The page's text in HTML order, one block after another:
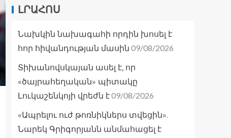
ԼՐԱՀՈՍ
Նախկին նախագահի որդին խոսել է
հոր հիվանդության մասին 09/08/2026
Տիխանովսկայան ասել է, որ
«ծայրահեղական» պիտակը
Լուկաշենկոյի վրեժն է09/08/2026
«Ապրելու ուժ թոռնիկներս տվեցին».
Նարեկ Գրիգորյանն անմահացել է